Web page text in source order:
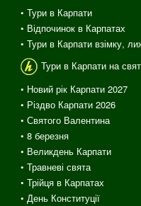
• Тури в Карпати
• Відпочинок в Карпатах
• Тури в Карпати взімку,
Тури в Карпати на
• Новий рік Карпати 2027
• Різдво Карпати 2026
• Святого Валентина
• 8 березня
• Великдень Карпати
• Травневі свята
•Трійця в Карпатах
• День Конституції